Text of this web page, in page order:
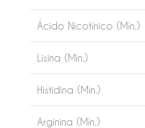
Ácido Nicotínico (Mín.)
Lisina (Mín.)
Histidina (Mín.)
Arginina (Mín.)